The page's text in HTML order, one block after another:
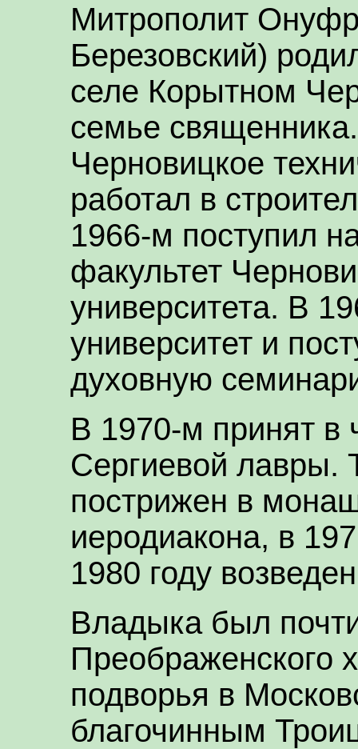
Митрополит
Березовский)
селе Корытном
семье
Черновицкое
работал в
1966-м поступил
факультет
университета. В
университет и
духовную
В 1970-м принят в
Сергиевой лавры.
пострижен в
иеродиакона, в
1980 году
Владыка был
Преображенского
подворья в
благочинным